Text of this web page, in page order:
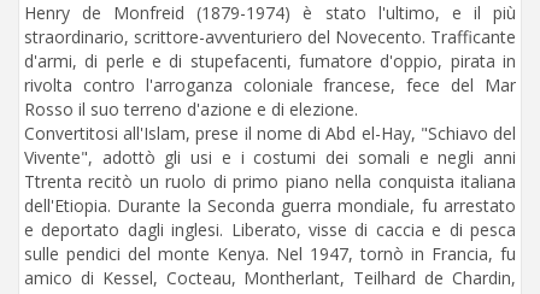
Henry de Monfreid (1879-1974) è stato l'ultimo, e il più
straordinario, scrittore-avventuriero del Novecento. Trafficante
d'armi, di perle e di stupefacenti, fumatore d'oppio, pirata in
rivolta contro l'arroganza coloniale francese, fece del Mar
Rosso il suo terreno d'azione e di elezione.
Convertitosi all'Islam, prese il nome di Abd el-Hay, "Schiavo del
Vivente", adottò gli usi e i costumi dei somali e negli anni
Ttrenta recitò un ruolo di primo piano nella conquista italiana
dell'Etiopia. Durante la Seconda guerra mondiale, fu arrestato
e deportato dagli inglesi. Liberato, visse di caccia e di pesca
sulle pendici del monte Kenya. Nel 1947, tornò in Francia, fu
amico di Kessel, Cocteau, Montherlant, Teilhard de Chardin,